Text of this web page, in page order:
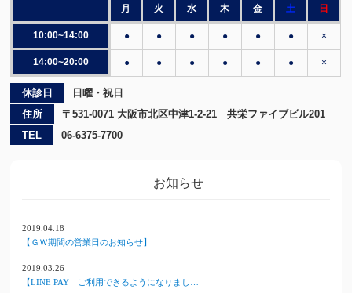
月 火 水 木 金 土 日
10:00~14:00 ● ● ● ● ● ● ×
14:00~20:00 ● ● ● ● ● ● ×
休診日
日曜・祝日
住所
〒531-0071 大阪市北区中津1-2-21 共栄ファイブビル201
TEL
06-6375-7700
お知らせ
2019.04.18
【ＧＷ期間の営業日のお知らせ】
2019.03.26
【LINE PAY ご利用できるようになりまし…